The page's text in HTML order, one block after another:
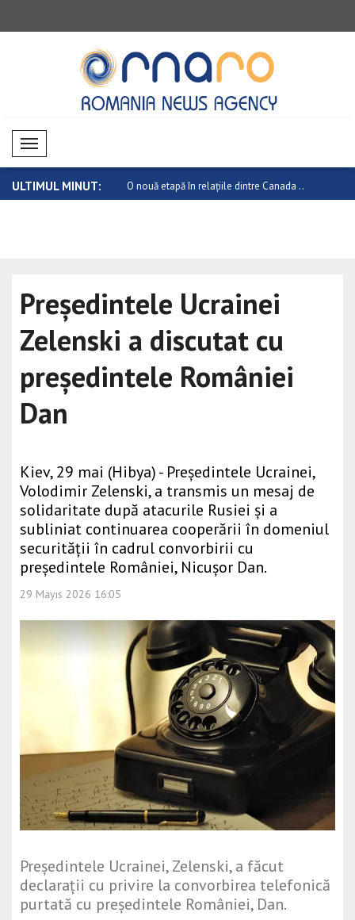
Mobil Menü
ULTIMUL MINUT:
să adopte „Protect O nouă etapă în relațiile dintre Canada ..
Președintele Ucrainei
Zelenski a discutat cu
președintele României
Dan
Kiev, 29 mai (Hibya) - Președintele Ucrainei,
Volodimir Zelenski, a transmis un mesaj de
solidaritate după atacurile Rusiei și a
subliniat continuarea cooperării în domeniul
securității în cadrul convorbirii cu
președintele României, Nicușor Dan.
29 Mayıs 2026 16:05
Președintele Ucrainei,Zelenski, a făcut
declarații cu privire la convorbirea telefonică
purtată cu președintele României, Dan.